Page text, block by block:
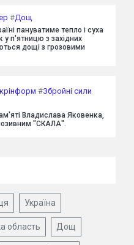
#Дощ
пануватиме тепло і суха
у п'ятницю з західних
дощі з грозовими
#Збройні сили
Владислава Яковенка,
"СКАЛА".
Україна
область Дощ